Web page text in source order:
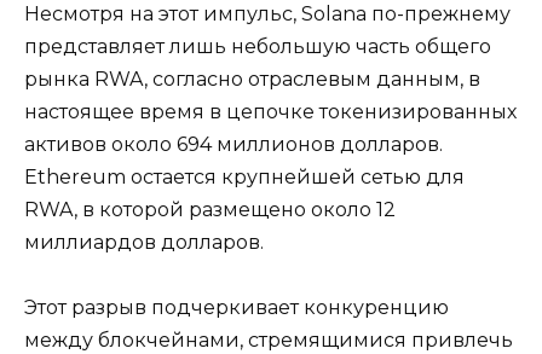
Несмотря на этот импульс, Solana по-прежнему
представляет лишь небольшую часть общего
рынка RWA, согласно отраслевым данным, в
настоящее время в цепочке токенизированных
активов около 694 миллионов долларов.
Ethereum остается крупнейшей сетью для
RWA, в которой размещено около 12
миллиардов долларов.
Этот разрыв подчеркивает конкуренцию
между блокчейнами, стремящимися привлечь